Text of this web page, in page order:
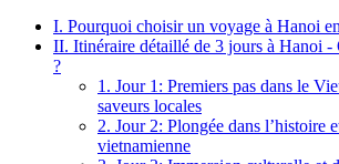
I. Pourquoi choisir un voyage à Hanoi
II. Itinéraire détaillé de 3 jours à Hanoi -
?
1. Jour 1: Premiers pas dans le
saveurs locales
2. Jour 2: Plongée dans l’histoire
vietnamienne